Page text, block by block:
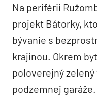
Na periférii
projekt Bátorky,
bývanie s
krajinou. Okrem
poloverejný
podzemnej